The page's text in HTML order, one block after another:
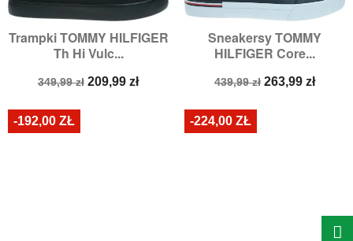
Trampki TOMMY HILFIGER
Th Hi Vulc...
Cena
349,99 zł Cena
209,99 zł
Sneakersy TOMMY
HILFIGER Core...
Cena
439,99 zł Cena
263,99 zł
-192,00 ZŁ -224,00 ZŁ